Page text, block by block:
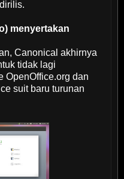
menyertakan
Canonical akhirnya
tidak lagi
OpenOffice.org dan
suit baru turunan